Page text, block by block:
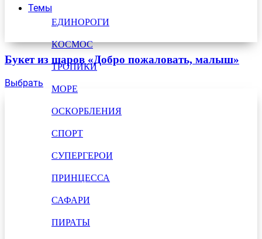
Темы
ЕДИНОРОГИ
КОСМОС
ТРОПИКИ
МОРЕ
ОСКОРБЛЕНИЯ
СПОРТ
СУПЕРГЕРОИ
ПРИНЦЕССА
САФАРИ
ПИРАТЫ
Букет из шаров «Добро пожаловать, малыш»
Выбрать